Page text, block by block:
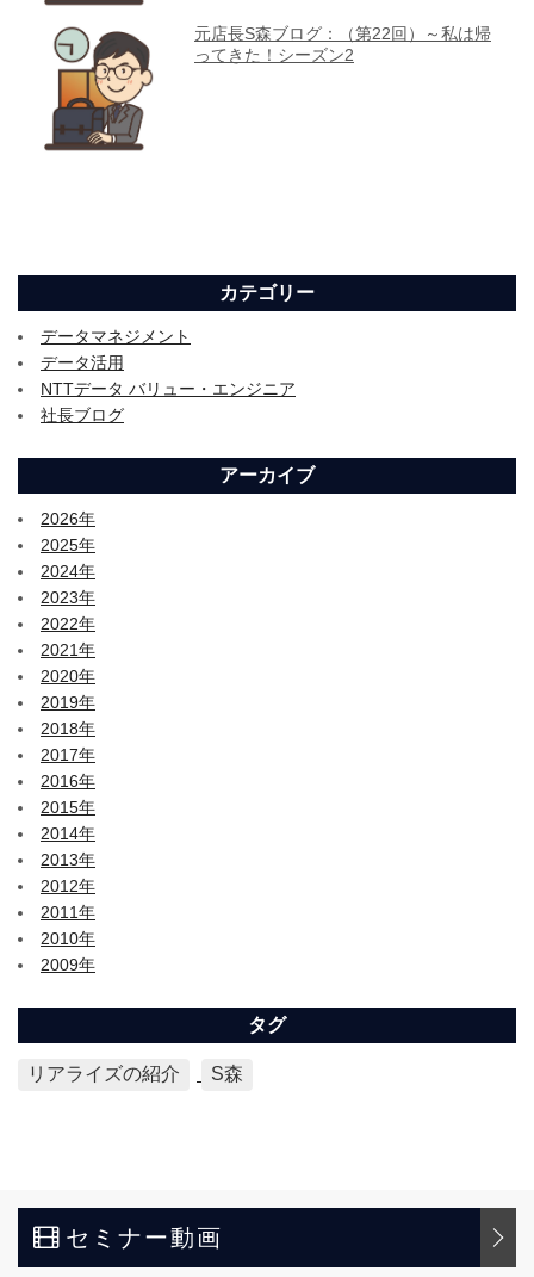
カテゴリー
データマネジメント
データ活用
NTTデータ バリュー・エンジニア
社長ブログ
アーカイブ
2026年
2025年
2024年
2023年
2022年
2021年
2020年
2019年
2018年
2017年
2016年
2015年
2014年
2013年
2012年
2011年
2010年
2009年
タグ
リアライズの紹介 S森
セミナー動画